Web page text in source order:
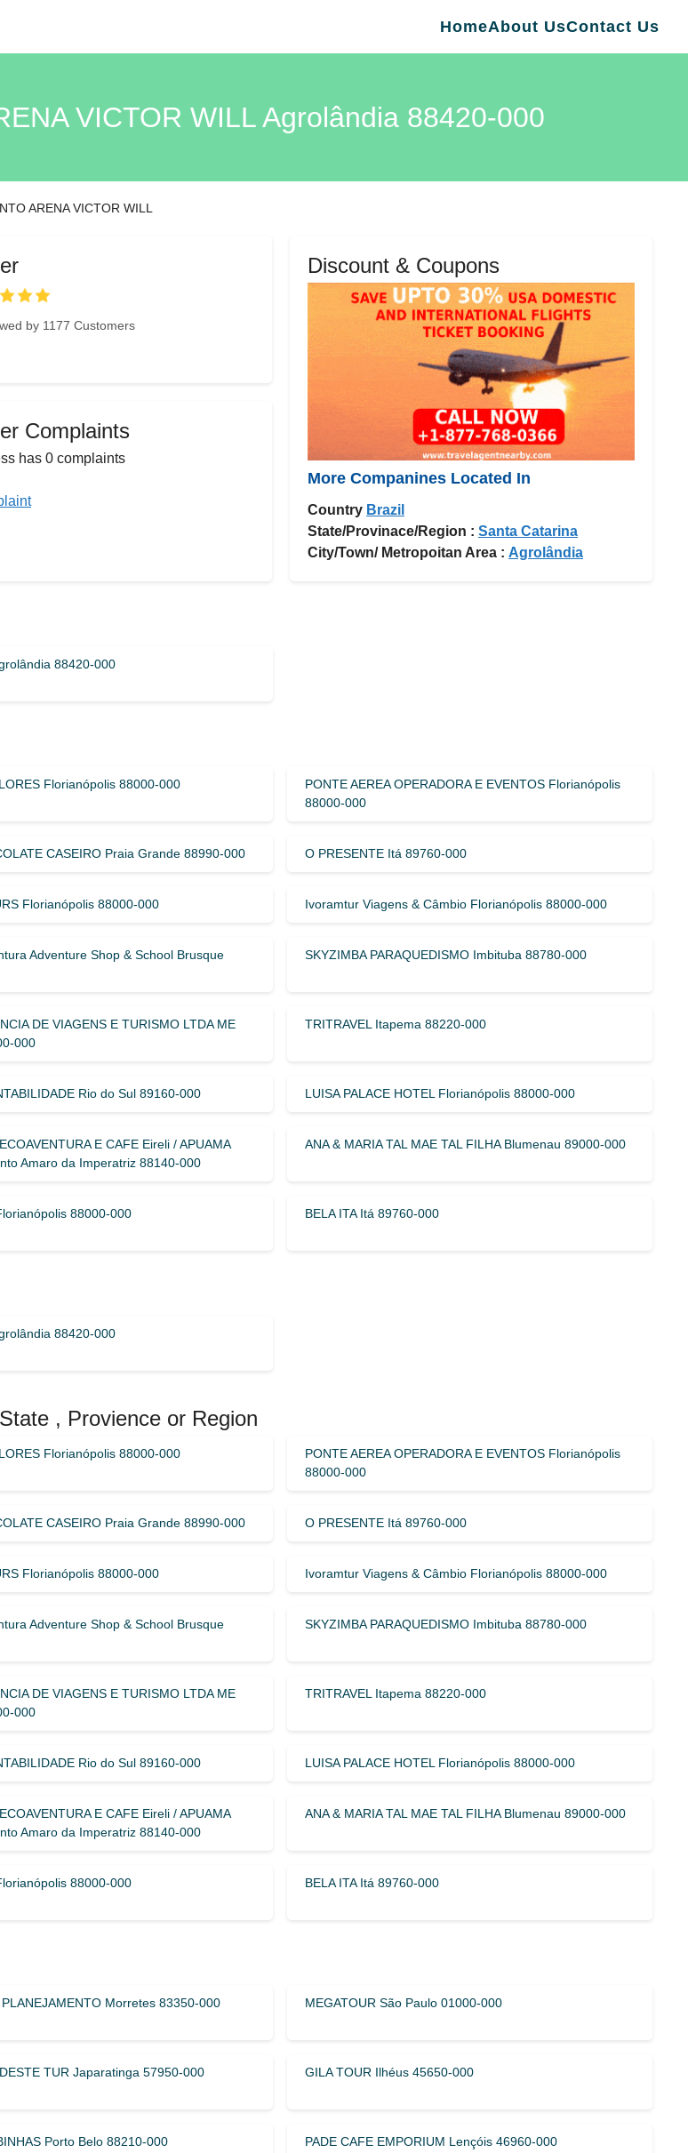
HomeAbout UsContact Us
VICTOR WILL Agrolândia 88420-000
ARENA VICTOR WILL
by 1177 Customers
Complaints
has 0 complaints
Discount & Coupons
More Companines Located In
Country Brazil
State/Provinace/Region : Santa Catarina
City/Town/ Metropoitan Area : Agrolândia
88420-000
Florianópolis 88000-000
PONTE AEREA OPERADORA E EVENTOS Florianópolis
88000-000
CASEIRO Praia Grande 88990-000 O PRESENTE Itá 89760-000
Florianópolis 88000-000 Ivoramtur Viagens & Câmbio Florianópolis 88000-000
Adventure Shop & School Brusque
SKYZIMBA PARAQUEDISMO Imbituba 88780-000
DE VIAGENS E TURISMO LTDA ME
000
TRITRAVEL Itapema 88220-000
Rio do Sul 89160-000 LUISA PALACE HOTEL Florianópolis 88000-000
E CAFE Eireli / APUAMA
Amaro da Imperatriz 88140-000
ANA & MARIA TAL MAE TAL FILHA Blumenau 89000-000
88000-000 BELA ITA Itá 89760-000
88420-000
, Provience or Region
Florianópolis 88000-000
PONTE AEREA OPERADORA E EVENTOS Florianópolis
88000-000
CASEIRO Praia Grande 88990-000 O PRESENTE Itá 89760-000
Florianópolis 88000-000 Ivoramtur Viagens & Câmbio Florianópolis 88000-000
Adventure Shop & School Brusque
SKYZIMBA PARAQUEDISMO Imbituba 88780-000
DE VIAGENS E TURISMO LTDA ME
000
TRITRAVEL Itapema 88220-000
Rio do Sul 89160-000 LUISA PALACE HOTEL Florianópolis 88000-000
E CAFE Eireli / APUAMA
Amaro da Imperatriz 88140-000
ANA & MARIA TAL MAE TAL FILHA Blumenau 89000-000
88000-000 BELA ITA Itá 89760-000
Morretes 83350-000 MEGATOUR São Paulo 01000-000
TUR Japaratinga 57950-000 GILA TOUR Ilhéus 45650-000
Porto Belo 88210-000 PADE CAFE EMPORIUM Lençóis 46960-000